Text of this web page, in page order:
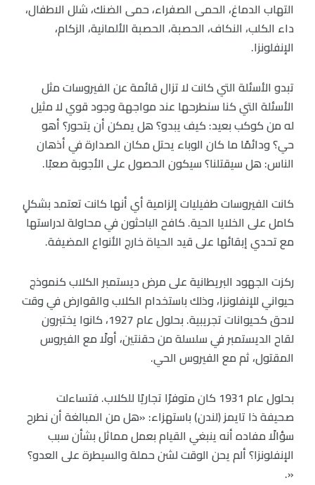
التهاب الدماغ، الحمى الصفراء، حمى الضنك، شلل الاطفال،
داء الكلب، النكاف، الحصبة، الحصبة الألمانية، الزكام،
الإنفلونزا.
تبدو الأسئلة التي كانت لا تزال قائمة عن الفيروسات مثل
الأسئلة التي كنا سنطرحها عند مواجهة وجود قوي لا مثيل
له من كوكب بعيد: كيف يبدو؟ هل يمكن أن يتحور؟ أهو
حي؟ ودائمًا ما كان الوباء يحتل مكان الصدارة في أذهان
الناس: هل سيقتلنا؟ سيكون الحصول على الأجوبة صعبًا.
كانت الفيروسات طفيليات إلزامية أي أنها كانت تعتمد بشكلٍ
كامل على الخلايا الحية. كافح الباحثون في محاولة لدراستها
مع تحدي إبقائها على قيد الحياة خارج الأنواع المضيفة.
ركزت الجهود البريطانية على مرض ديستمبر الكلاب كنموذج
حيواني للإنفلونزا، وذلك باستخدام الكلاب والقوارض في وقت
لاحق كحيوانات تجريبية. بحلول عام 1927، كانوا يختبرون
لقاح الديستمبر في سلسلة من حقنتين، أولًا مع الفيروس
المقتول، ثم مع الفيروس الحي.
بحلول عام 1931 كان متوفرًا تجاريًا للكلاب. فتساءلت
صحيفة ذا تايمز (لندن) باستهزاء: «هل من المبالغة أن نطرح
سؤالًا مفاده أنه ينبغي القيام بعمل مماثل بشأن سبب
الإنفلونزا؟ ألم يحن الوقت لشن حملة والسيطرة على العدو؟
«.